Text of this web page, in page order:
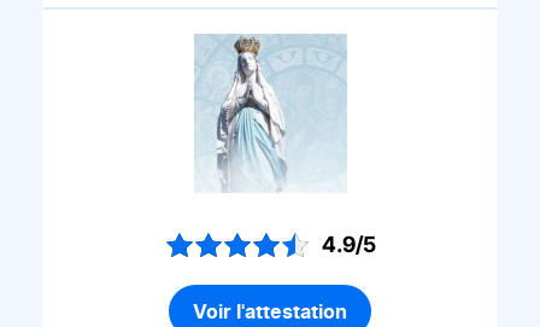
4.9/5
Voir l'attestation